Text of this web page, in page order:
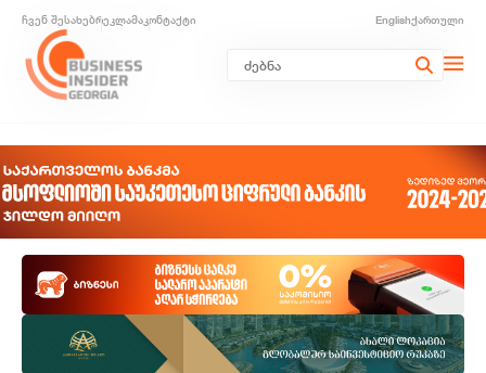
ჩვენ შესახებრეკლამაკონტაქტი Englishქართული